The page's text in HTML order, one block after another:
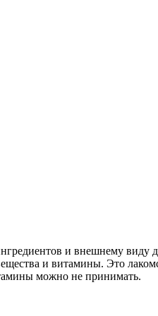
и внешнему виду
и витамины. Это
можно не принимать.